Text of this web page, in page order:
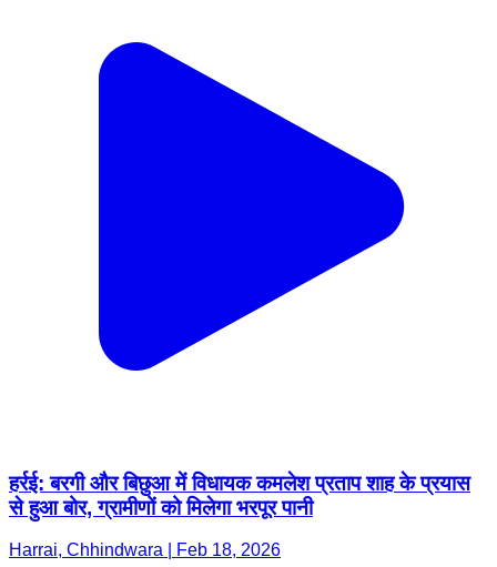
हर्रई: बरगी और बिछुआ में विधायक कमलेश प्रताप शाह के प्रयास
से हुआ बोर, ग्रामीणों को मिलेगा भरपूर पानी
Harrai, Chhindwara | Feb 18, 2026